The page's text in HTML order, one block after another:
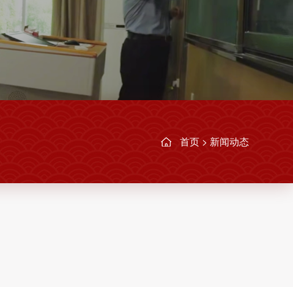
首页 > 新闻动态